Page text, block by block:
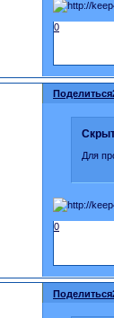
0
Поделиться
Для
0
Поделиться